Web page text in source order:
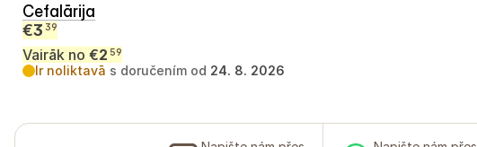
Cefalārija
€3 39
Vairāk no €2 59
Ir noliktavā s doručením od 24. 8. 2026